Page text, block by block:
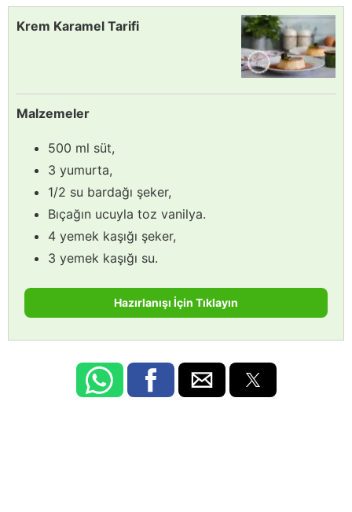
Krem Karamel Tarifi
Malzemeler
500 ml süt,
3 yumurta,
1/2 su bardağı şeker,
Bıçağın ucuyla toz vanilya.
4 yemek kaşığı şeker,
3 yemek kaşığı su.
Hazırlanışı İçin Tıklayın